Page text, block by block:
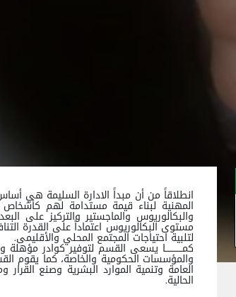
انطلاقاً من أن مبداً الادارة السليمة هي
المهنية لبناء قيمة مستدامة لهم كأشخاص
والبكالوريوس والماجستير والتركيز على
مستوى البكالوريوس اعتماداً على القدرة
لتلبية احتياجات المجتمع المحلي والأقليمى.
كمــــــــــــا يسعى القسم لتوفير كوادر
والمؤسسات الحكومية والخاصة، كما يقوم
العامة وتنمية الموارد البشرية وصنع
الحالية.